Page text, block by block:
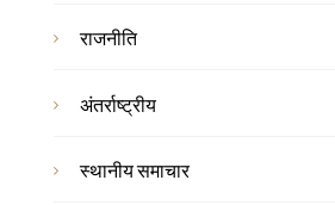
राजनीति
अंतर्राष्ट्रीय
स्थानीय समाचार